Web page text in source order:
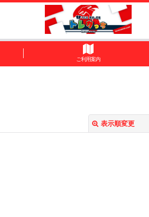
ご利用案内
表示順変更